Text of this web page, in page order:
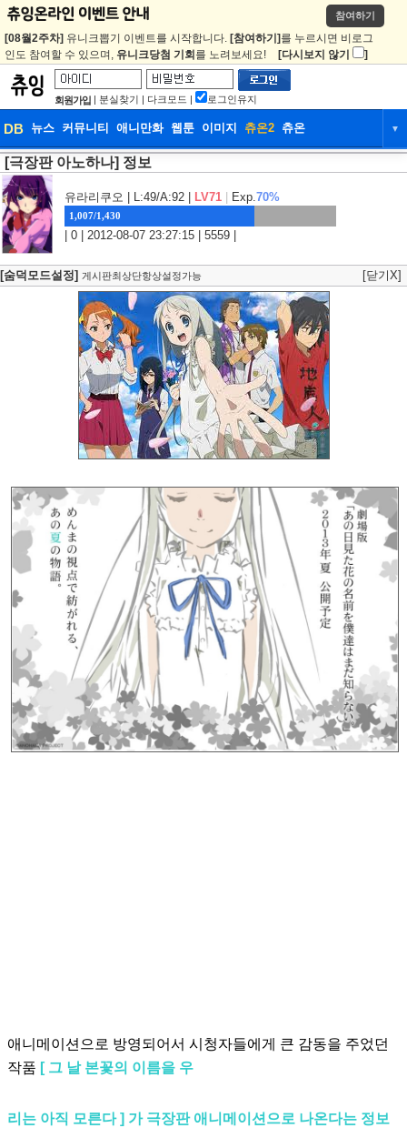
참여하기
[08월2주차] 유니크뽑기 이벤트를 시작합니다. [참여하기] 를 누르시면 비로그
인도 참여할 수 있으며, 유니크당첨 기회 를 노려보세요! [다시보지 않기 ]
회원가입 | 분실찾기 | 다크모드 | 로그인유지
DB 뉴스 커뮤니티 애니만화 웹툰 이미지 츄온2 츄온 ▼
DB 뉴스
웹툰 이미지 츄온2
[극장판 아노하나] 정보
유라리쿠오 | L:49/A:92 | LV71 Exp.70%
1,007/1,430
| 0 | 2012-08-07 23:27:15 | 5559 |
[숨덕모드설정] 게시판최상단항상설정가능 [닫기X]
애니메이션으로 방영되어서 시청자들에게 큰 감동을 주었던
작품 [ 그 날 본꽃의 이름을 우
리는 아직 모른다 ] 가 극장판 애니메이션으로 나온다는 정보